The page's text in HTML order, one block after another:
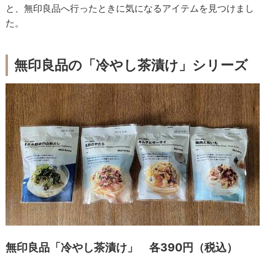
と、無印良品へ行ったときに気になるアイテムを見つけまし
た。
無印良品の「冷やし茶漬け」シリーズ
無印良品「冷やし茶漬け」 各390円（税込）